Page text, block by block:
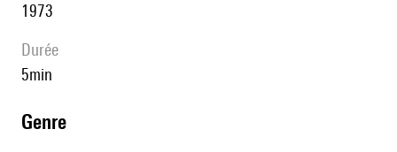
1973
durée
5min
genre